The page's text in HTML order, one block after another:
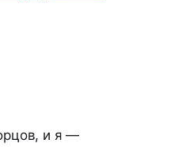
и я —